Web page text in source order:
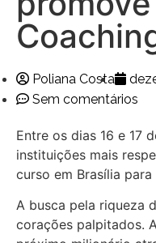
Poliana Costa
Sem comentários
Entre os dias 16 e 17
instituições mais
curso em Brasília
A busca pela riqueza
corações palpitados.